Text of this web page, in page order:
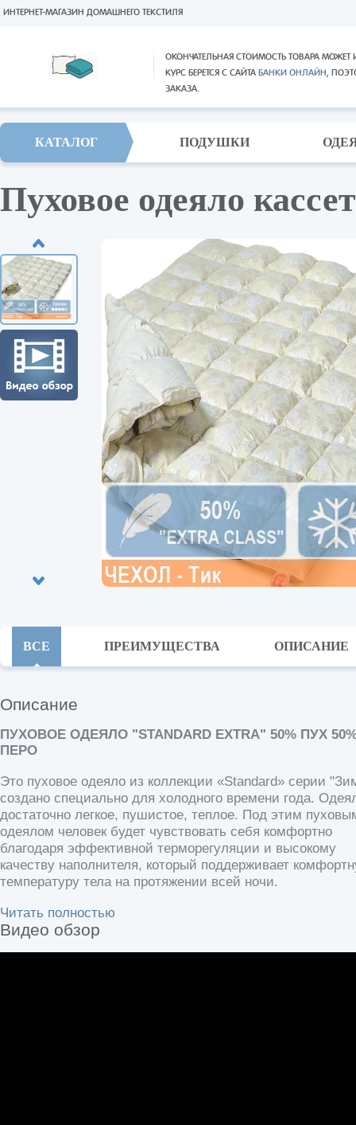
ОКОНЧАТЕЛЬНАЯ СТОИМОСТЬ ТОВАРА
КУРС БЕРЕТСЯ С САЙТА БАНКИ ОНЛАЙН,
ЗАКАЗА.
ИНТЕРНЕТ-МАГАЗИН ДОМАШНЕГО ТЕКСТИЛЯ
КАТАЛОГ ПОДУШКИ
Пуховое одеяло
ВСЕ ПРЕИМУЩЕСТВА ОПИСАНИЕ
Описание
ПУХОВОЕ ОДЕЯЛО "STANDARD EXTRA" 50% ПУХ
ПЕРО
Это пуховое одеяло из коллекции «Standard» серии
создано специально для холодного времени года.
достаточно легкое, пушистое, теплое. Под этим
одеялом человек будет чувствовать себя комфортно
благодаря эффективной терморегуляции и высокому
качеству наполнителя, который поддерживает
температуру тела на протяжении всей ночи.
Читать полностью
Видео обзор